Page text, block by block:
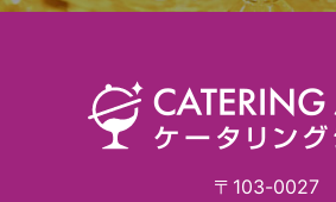
〒103-0027